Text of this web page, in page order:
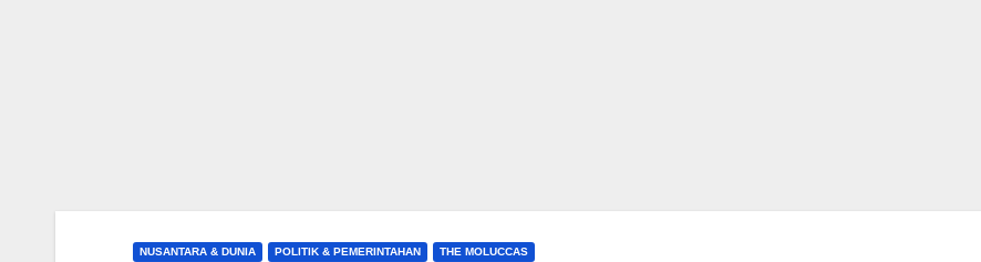
NUSANTARA & DUNIA POLITIK & PEMERINTAHAN THE MOLUCCAS